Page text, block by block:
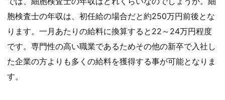
胞検査士の年収は、初任給の場合だと約250万円前後とな
ります。一月あたりの給料に換算すると22～24万円程度
です。専門性の高い職業であるためその他の新卒で入社し
た企業の方よりも多くの給料を獲得する事が可能となりま
す。